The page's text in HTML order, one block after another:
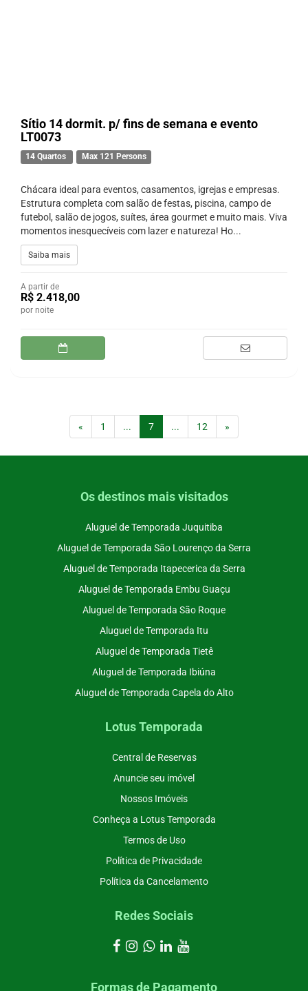
Sítio 14 dormit. p/ fins de semana e evento
LT0073
14 Quartos Max 121 Persons
Chácara ideal para eventos, casamentos, igrejas e empresas.
Estrutura completa com salão de festas, piscina, campo de
futebol, salão de jogos, suítes, área gourmet e muito mais. Viva
momentos inesquecíveis com lazer e natureza! Ho...
Saiba mais
A partir de
R$ 2.418,00
por noite
« 1 ... 7(current)
... 12 »
Os destinos mais visitados
Aluguel de Temporada Juquitiba
Aluguel de Temporada São Lourenço da Serra
Aluguel de Temporada Itapecerica da Serra
Aluguel de Temporada Embu Guaçu
Aluguel de Temporada São Roque
Aluguel de Temporada Itu
Aluguel de Temporada Tietê
Aluguel de Temporada Ibiúna
Aluguel de Temporada Capela do Alto
Lotus Temporada
Central de Reservas
Anuncie seu imóvel
Nossos Imóveis
Conheça a Lotus Temporada
Termos de Uso
Política de Privacidade
Política da Cancelamento
Redes Sociais
Formas de Pagamento